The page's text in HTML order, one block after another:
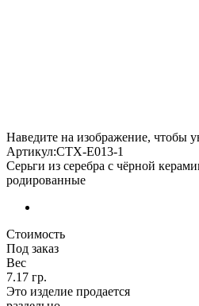
Наведите на изображение, чтобы
Артикул:CTX-E013-1
Серьги из серебра с чёрной
родированные
Стоимость
Под заказ
Вес
7.17 гр.
Это изделие продается